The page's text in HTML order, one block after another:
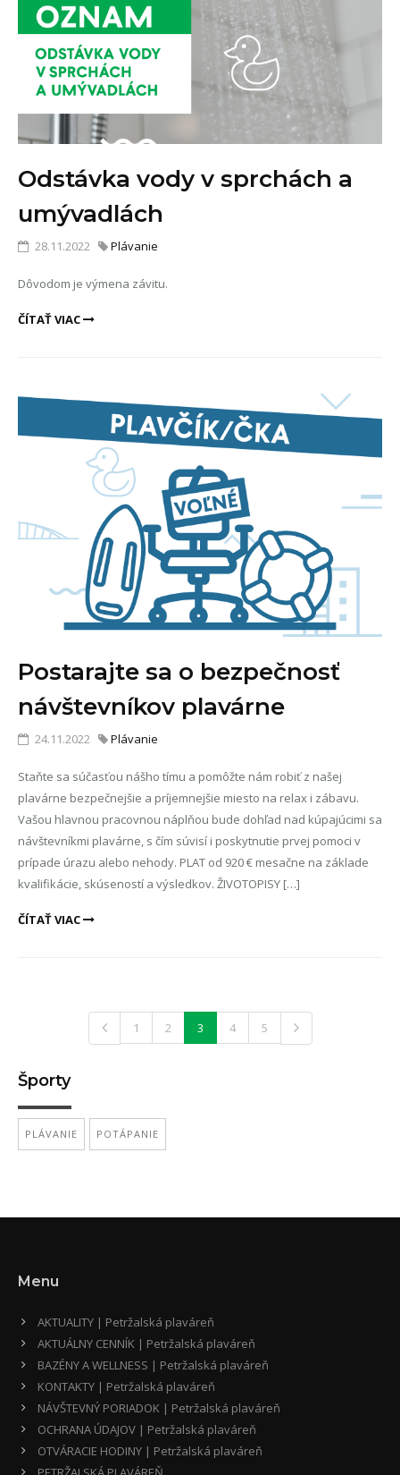
Odstávka vody v sprchách a
umývadlách
28.11.2022 Plávanie
Dôvodom je výmena závitu.
ČÍTAŤ VIAC
Postarajte sa o bezpečnosť
návštevníkov plavárne
24.11.2022 Plávanie
Staňte sa súčasťou nášho tímu a pomôžte nám robiť z našej
plavárne bezpečnejšie a príjemnejšie miesto na relax i zábavu.
Vašou hlavnou pracovnou náplňou bude dohľad nad kúpajúcimi sa
návštevníkmi plavárne, s čím súvisí i poskytnutie prvej pomoci v
prípade úrazu alebo nehody. PLAT od 920 € mesačne na základe
kvalifikácie, skúseností a výsledkov. ŽIVOTOPISY […]
ČÍTAŤ VIAC
1 2 3 4 5
Športy
PLÁVANIE POTÁPANIE
Menu
AKTUALITY | Petržalská plaváreň
AKTUÁLNY CENNÍK | Petržalská plaváreň
BAZÉNY A WELLNESS | Petržalská plaváreň
KONTAKTY | Petržalská plaváreň
NÁVŠTEVNÝ PORIADOK | Petržalská plaváreň
OCHRANA ÚDAJOV | Petržalská plaváreň
OTVÁRACIE HODINY | Petržalská plaváreň